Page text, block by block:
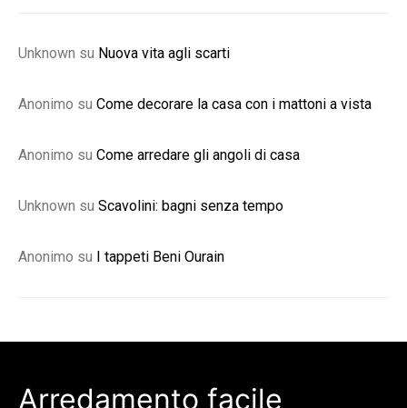
Unknown su Nuova vita agli scarti
Anonimo su Come decorare la casa con i mattoni a vista
Anonimo su Come arredare gli angoli di casa
Unknown su Scavolini: bagni senza tempo
Anonimo su I tappeti Beni Ourain
Arredamento facile